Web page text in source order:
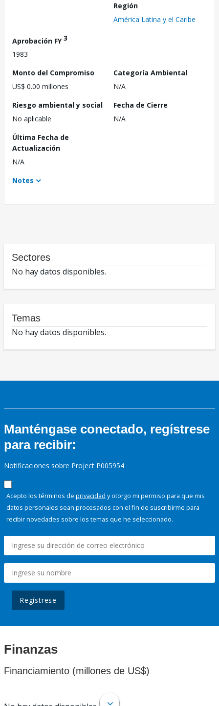
Región
América Latina y el Caribe
Aprobación FY3
1983
Monto del Compromiso
US$ 0.00 millones
Categoría Ambiental
N/A
Riesgo ambiental y social
No aplicable
Fecha de Cierre
N/A
Última Fecha de
Actualización
N/A
Notes
Sectores
No hay datos disponibles.
Temas
No hay datos disponibles.
Manténgase conectado, regístrese
para recibir:
Notificaciones sobre Project P005954
Acepto los términos de privacidad y otorgo mi permiso para que mis
datos personales sean procesados con el fin de suscribirme para
recibir novedades sobre los temas que he seleccionado.
Regístrese
Finanzas
Financiamiento (millones de US$)